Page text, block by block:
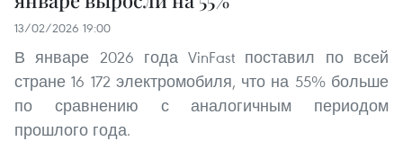
13/02/2026 19:00
В январе 2026 года VinFast поставил по всей
стране 16 172 электромобиля, что на 55% больше
по сравнению с аналогичным периодом
прошлого года.